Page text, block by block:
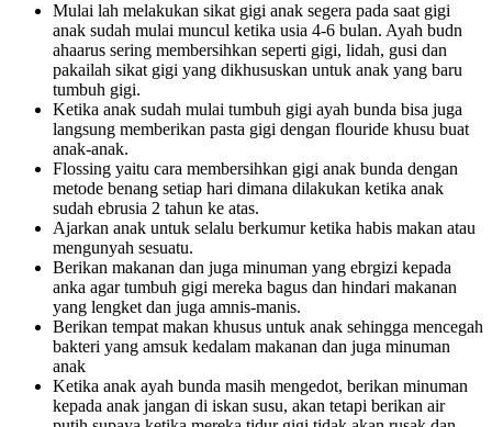
Mulai lah melakukan sikat gigi anak segera pada saat gigi
anak sudah mulai muncul ketika usia 4-6 bulan. Ayah budn
ahaarus sering membersihkan seperti gigi, lidah, gusi dan
pakailah sikat gigi yang dikhususkan untuk anak yang baru
tumbuh gigi.
Ketika anak sudah mulai tumbuh gigi ayah bunda bisa juga
langsung memberikan pasta gigi dengan flouride khusu buat
anak-anak.
Flossing yaitu cara membersihkan gigi anak bunda dengan
metode benang setiap hari dimana dilakukan ketika anak
sudah ebrusia 2 tahun ke atas.
Ajarkan anak untuk selalu berkumur ketika habis makan atau
mengunyah sesuatu.
Berikan makanan dan juga minuman yang ebrgizi kepada
anka agar tumbuh gigi mereka bagus dan hindari makanan
yang lengket dan juga amnis-manis.
Berikan tempat makan khusus untuk anak sehingga mencegah
bakteri yang amsuk kedalam makanan dan juga minuman
anak
Ketika anak ayah bunda masih mengedot, berikan minuman
kepada anak jangan di iskan susu, akan tetapi berikan air